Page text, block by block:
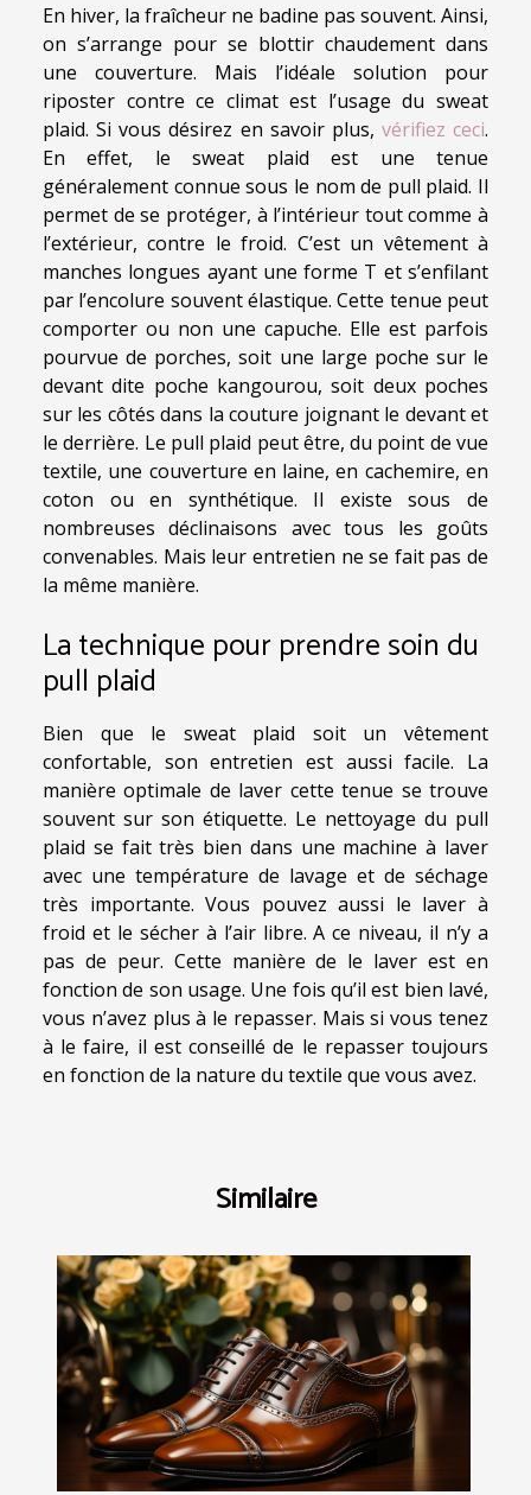
En hiver, la fraîcheur ne badine pas souvent. Ainsi,
on s’arrange pour se blottir chaudement dans
une couverture. Mais l’idéale solution pour
riposter contre ce climat est l’usage du sweat
plaid. Si vous désirez en savoir plus, vérifiez ceci.
En effet, le sweat plaid est une tenue
généralement connue sous le nom de pull plaid. Il
permet de se protéger, à l’intérieur tout comme à
l’extérieur, contre le froid. C’est un vêtement à
manches longues ayant une forme T et s’enfilant
par l’encolure souvent élastique. Cette tenue peut
comporter ou non une capuche. Elle est parfois
pourvue de porches, soit une large poche sur le
devant dite poche kangourou, soit deux poches
sur les côtés dans la couture joignant le devant et
le derrière. Le pull plaid peut être, du point de vue
textile, une couverture en laine, en cachemire, en
coton ou en synthétique. Il existe sous de
nombreuses déclinaisons avec tous les goûts
convenables. Mais leur entretien ne se fait pas de
la même manière.
La technique pour prendre soin du
pull plaid
Bien que le sweat plaid soit un vêtement
confortable, son entretien est aussi facile. La
manière optimale de laver cette tenue se trouve
souvent sur son étiquette. Le nettoyage du pull
plaid se fait très bien dans une machine à laver
avec une température de lavage et de séchage
très importante. Vous pouvez aussi le laver à
froid et le sécher à l’air libre. A ce niveau, il n’y a
pas de peur. Cette manière de le laver est en
fonction de son usage. Une fois qu’il est bien lavé,
vous n’avez plus à le repasser. Mais si vous tenez
à le faire, il est conseillé de le repasser toujours
en fonction de la nature du textile que vous avez.
Similaire